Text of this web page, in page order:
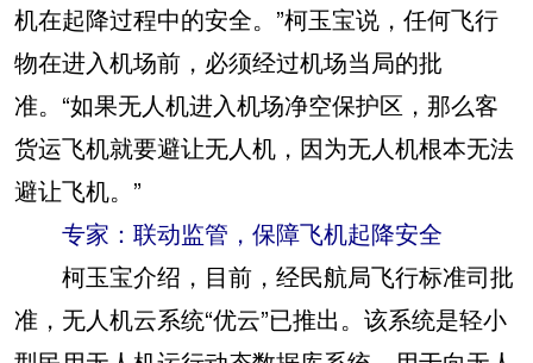
机在起降过程中的安全。”柯玉宝说，任何飞行
物在进入机场前，必须经过机场当局的批
准。“如果无人机进入机场净空保护区，那么客
货运飞机就要避让无人机，因为无人机根本无法
避让飞机。”
专家：联动监管，保障飞机起降安全
柯玉宝介绍，目前，经民航局飞行标准司批
准，无人机云系统“优云”已推出。该系统是轻小